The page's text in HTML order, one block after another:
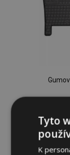
Tyto
K